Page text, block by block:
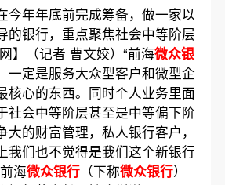
今年年底前完成筹备，做一家以
的银行，重点聚焦社会中等阶层
（记者 曹文姣）“前海微众银
一定是服务大众型客户和微型企
核心的东西。同时个人业务里面
社会中等阶层甚至是中等偏下阶
大的财富管理，私人银行客户，
我们也不觉得是我们这个新银行
海微众银行（下称微众银行）